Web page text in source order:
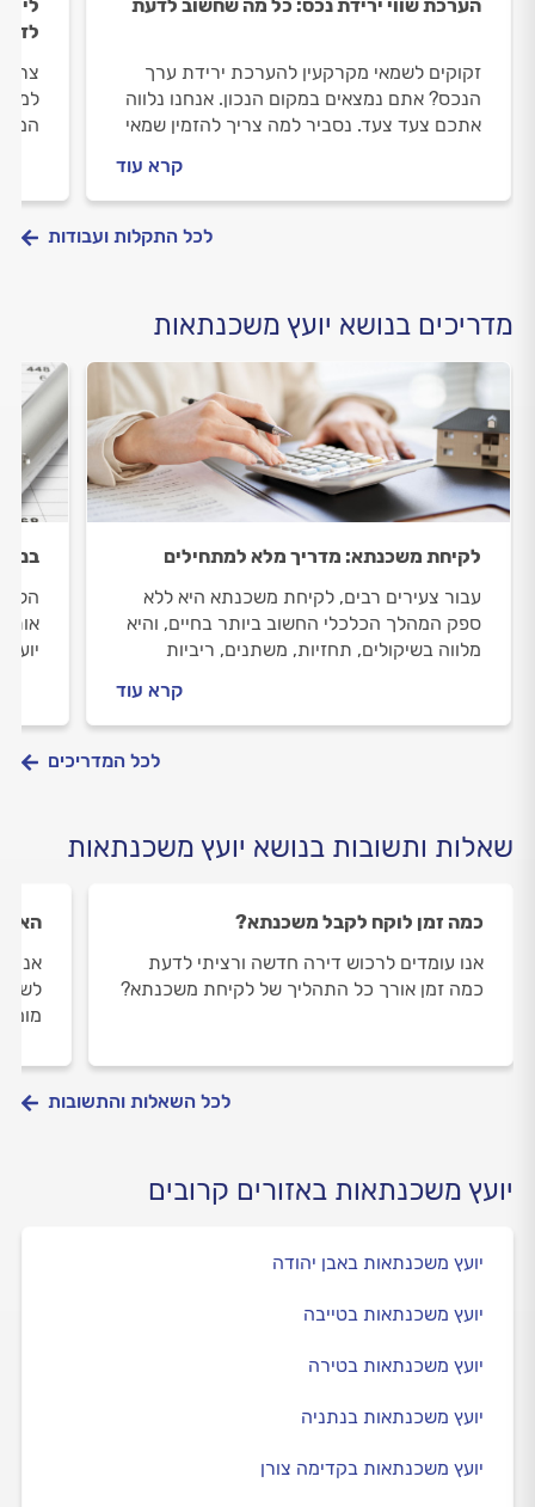
הערכת שווי ירידת נכס: כל מה שחשוב לדעת
זקוקים לשמאי מקרקעין להערכת ירידת ערך
הנכס? אתם נמצאים במקום הנכון. אנחנו נלווה
אתכם צעד צעד. נסביר למה צריך להזמין שמאי
קרא עוד
לכל התקלות ועבודות
מדריכים בנושא יועץ משכנתאות
לקיחת משכנתא: מדריך מלא למתחילים
עבור צעירים רבים, לקיחת משכנתא היא ללא
ספק המהלך הכלכלי החשוב ביותר בחיים, והיא
מלווה בשיקולים, תחזיות, משתנים, ריביות
מה התנאים לקבלת משכנתא, כמה הון ראשוני
צריך, אלו מסלולי משכנתא קיימים, מה זה
קרא עוד
לכל המדריכים
שאלות ותשובות בנושא יועץ משכנתאות
כמה זמן לוקח לקבל משכנתא?
אנו עומדים לרכוש דירה חדשה ורציתי לדעת
כמה זמן אורך כל התהליך של לקיחת משכנתא?
האם
אנו
לכל השאלות והתשובות
יועץ משכנתאות באזורים קרובים
יועץ משכנתאות באבן יהודה
יועץ משכנתאות בטייבה
יועץ משכנתאות בטירה
יועץ משכנתאות בנתניה
יועץ משכנתאות בקדימה צורן